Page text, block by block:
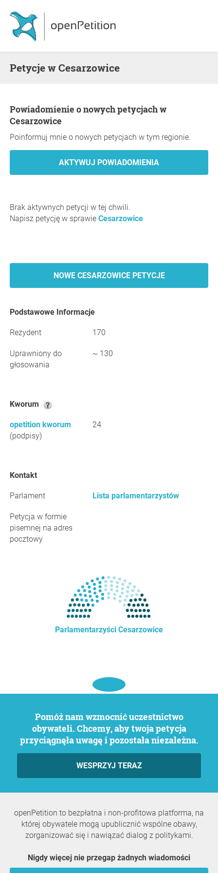
Petycje w Cesarzowice
Powiadomienie o nowych petycjach w
Cesarzowice
Poinformuj mnie o nowych petycjach w tym regionie.
Brak aktywnych petycji w tej chwili.
Napisz petycję w sprawie Cesarzowice
NOWE CESARZOWICE PETYCJE
Podstawowe Informacje
Rezydent 170
Uprawniony do
głosowania
~ 130
Kworum
opetition kworum
(podpisy)
24
Kontakt
Parlament Lista parlamentarzystów
Petycja w formie
pisemnej na adres
pocztowy
Parlamentarzyści Cesarzowice
Pomóż nam wzmocnić uczestnictwo
obywateli. Chcemy, aby twoja petycja
przyciągnęła uwagę i pozostała niezależna.
WESPRZYJ TERAZ
openPetition to bezpłatna i non-profitowa platforma, na
której obywatele mogą upublicznić wspólne obawy,
zorganizować się i nawiązać dialog z politykami.
Nigdy więcej nie przegap żadnych wiadomości